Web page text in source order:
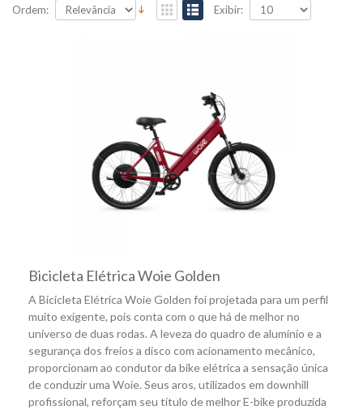
Ordem: Exibir:
Bicicleta Elétrica Woie Golden
A Bicicleta Elétrica Woie Golden foi projetada para um perfil
muito exigente, pois conta com o que há de melhor no
universo de duas rodas. A leveza do quadro de alumínio e a
segurança dos freios a disco com acionamento mecânico,
proporcionam ao condutor da bike elétrica a sensação única
de conduzir uma Woie. Seus aros, utilizados em downhill
profissional, reforçam seu título de melhor E-bike produzida